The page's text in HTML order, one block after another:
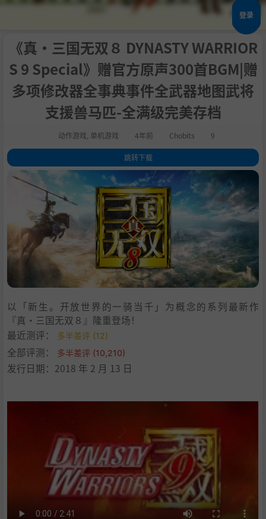
登录
《真・三国无双８ DYNASTY WARRIOR
S 9 Special》赠官方原声300首BGM|赠
多项修改器全事典事件全武器地图武将
支援兽马匹-全满级完美存档
动作游戏 单机游戏 4年前 Chobits 9
跳转下载
.关于这款游戏
系统需求
支持作者
通用教程
学习版下载
以「新生。开放世界的一骑当千」为概念的系列最新作
『真・三国无双８』隆重登场！
最近测评：
多半差评 (12)
全部评测： 多半差评 (10,210)
发行日期：2018 年 2 月 13 日